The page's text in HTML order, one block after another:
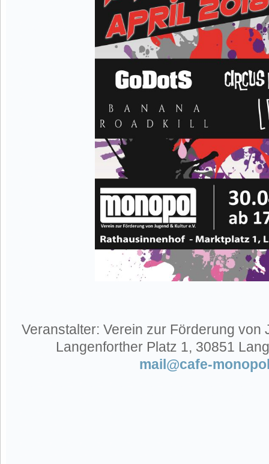
Veranstalter: Verein zur Förderung von
Langenforther Platz 1, 30851
mail@cafe-